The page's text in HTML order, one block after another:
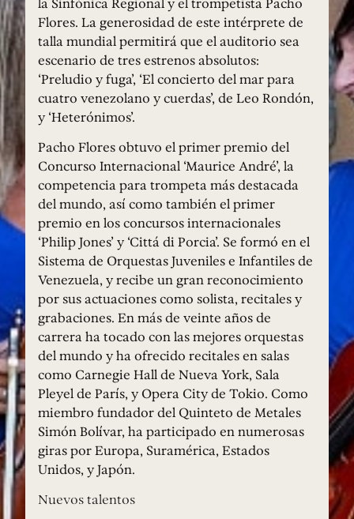
Flores. La generosidad de este intérprete de
talla mundial permitirá que el auditorio sea
escenario de tres estrenos absolutos:
‘Preludio y fuga’, ‘El concierto del mar para
cuatro venezolano y cuerdas’, de Leo Rondón,
y ‘Heterónimos’.
Pacho Flores obtuvo el primer premio del
Concurso Internacional ‘Maurice André’, la
competencia para trompeta más destacada
del mundo, así como también el primer
premio en los concursos internacionales
‘Philip Jones’ y ‘Cittá di Porcia’. Se formó en el
Sistema de Orquestas Juveniles e Infantiles de
Venezuela, y recibe un gran reconocimiento
por sus actuaciones como solista, recitales y
grabaciones. En más de veinte años de
carrera ha tocado con las mejores orquestas
del mundo y ha ofrecido recitales en salas
como Carnegie Hall de Nueva York, Sala
Pleyel de París, y Opera City de Tokio. Como
miembro fundador del Quinteto de Metales
Simón Bolívar, ha participado en numerosas
giras por Europa, Suramérica, Estados
Unidos, y Japón.
Nuevos talentos